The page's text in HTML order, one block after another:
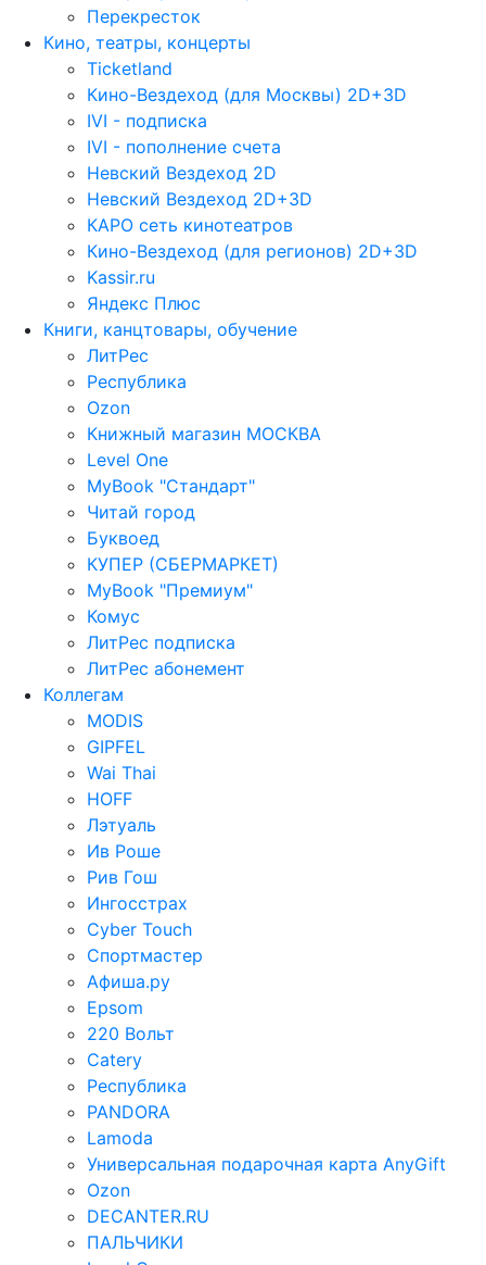
Перекресток
Кино, театры, концерты
Ticketland
Кино-Вездеход (для Москвы) 2D+3D
IVI - подписка
IVI - пополнение счета
Невский Вездеход 2D
Невский Вездеход 2D+3D
КАРО сеть кинотеатров
Кино-Вездеход (для регионов) 2D+3D
Kassir.ru
Яндекс Плюс
Книги, канцтовары, обучение
ЛитРес
Республика
Ozon
Книжный магазин МОСКВА
Level One
MyBook "Стандарт"
Читай город
Буквоед
КУПЕР (СБЕРМАРКЕТ)
MyBook "Премиум"
Комус
ЛитРес подписка
ЛитРес абонемент
Коллегам
MODIS
GIPFEL
Wai Thai
HOFF
Лэтуаль
Ив Роше
Рив Гош
Ингосстрах
Cyber Touch
Спортмастер
Афиша.ру
Epsom
220 Вольт
Catery
Республика
PANDORA
Lamoda
Универсальная подарочная карта AnyGift
Ozon
DECANTER.RU
ПАЛЬЧИКИ